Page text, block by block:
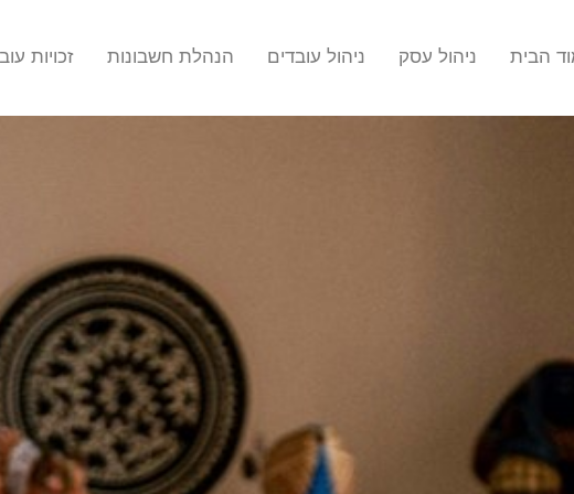
הבית ניהול עסק ניהול עובדים הנהלת חשבונות זכויות